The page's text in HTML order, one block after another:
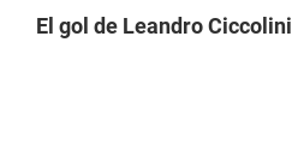
El gol de Leandro Ciccolini